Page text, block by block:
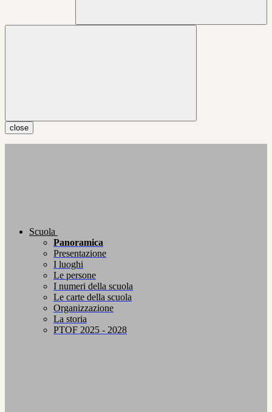
close
Scuola
Panoramica
Presentazione
I luoghi
Le persone
I numeri della scuola
Le carte della scuola
Organizzazione
La storia
PTOF 2025 - 2028